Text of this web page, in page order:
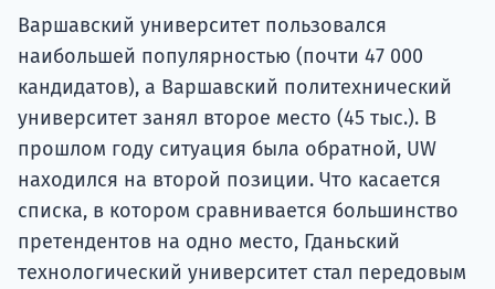
Варшавский университет пользовался
наибольшей популярностью (почти 47 000
кандидатов), а Варшавский политехнический
университет занял второе место (45 тыс.). В
прошлом году ситуация была обратной, UW
находился на второй позиции. Что касается
списка, в котором сравнивается большинство
претендентов на одно место, Гданьский
технологический университет стал передовым